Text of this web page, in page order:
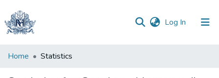
Log In (current)
Communities
Home Statistics